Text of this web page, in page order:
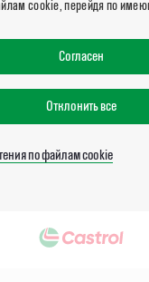
cookie, перейдя по
Согласен
Отклонить все
по файлам cookie